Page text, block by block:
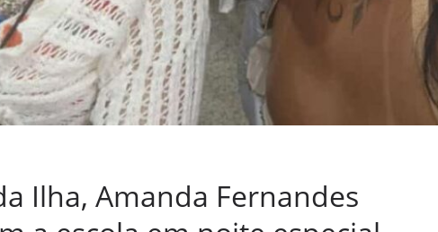
Ilha, Amanda Fernandes